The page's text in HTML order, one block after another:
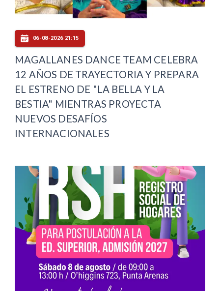
06-08-2026 21:15
MAGALLANES DANCE TEAM CELEBRA
12 AÑOS DE TRAYECTORIA Y PREPARA
EL ESTRENO DE "LA BELLA Y LA
BESTIA" MIENTRAS PROYECTA
NUEVOS DESAFÍOS
INTERNACIONALES